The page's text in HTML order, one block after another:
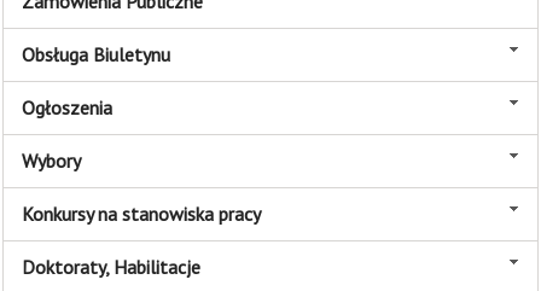
Obsługa Biuletynu
Ogłoszenia
Wybory
Konkursy na stanowiska pracy
Doktoraty, Habilitacje